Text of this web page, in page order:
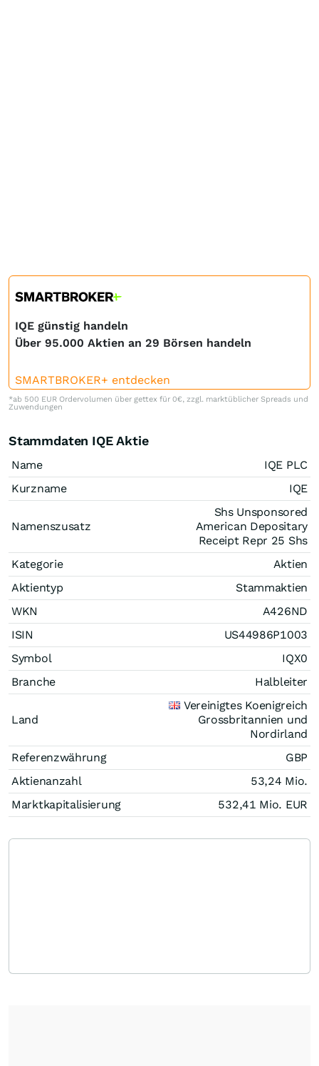
IQE günstig handeln
Über 95.000 Aktien an 29 Börsen handeln
SMARTBROKER+ entdecken
*ab 500 EUR Ordervolumen über gettex für 0€, zzgl. marktüblicher Spreads und
Zuwendungen
Stammdaten IQE Aktie
Name
IQE PLC
Kurzname
IQE
Namenszusatz
Shs Unsponsored
American Depositary
Receipt Repr 25 Shs
Kategorie
Aktien
Aktientyp
Stammaktien
WKN
A426ND
ISIN
US44986P1003
Symbol
IQX0
Branche
Halbleiter
Land
Vereinigtes Koenigreich
Grossbritannien und
Nordirland
Referenzwährung
GBP
Aktienanzahl
53,24 Mio.
Marktkapitalisierung
532,41 Mio. EUR